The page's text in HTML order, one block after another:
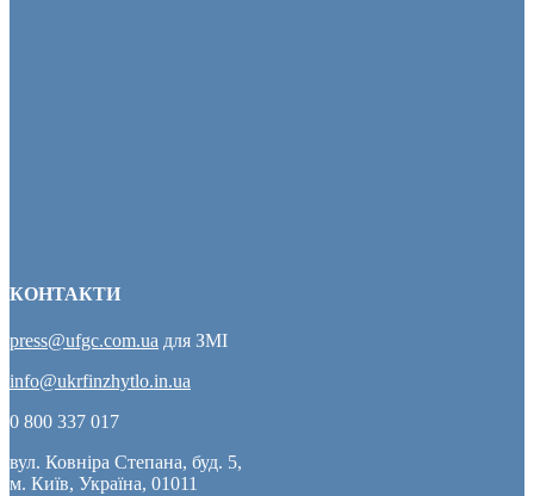
КОНТАКТИ
press@ufgc.com.ua для ЗМІ
info@ukrfinzhytlo.in.ua
0 800 337 017
вул. Ковніра Степана, буд. 5,
м. Київ, Україна, 01011